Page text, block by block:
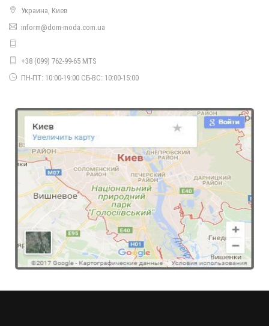
Черная женская юбка карандаш
Кружевная черная юбка женская
710.00грн.
Украина, Киев
inform@dom-moda.com.ua
+38 (099) 762-99-65 MTS
ПН-ПТ: 10:00-19:00 СБ-ВС: 10:00-15:00